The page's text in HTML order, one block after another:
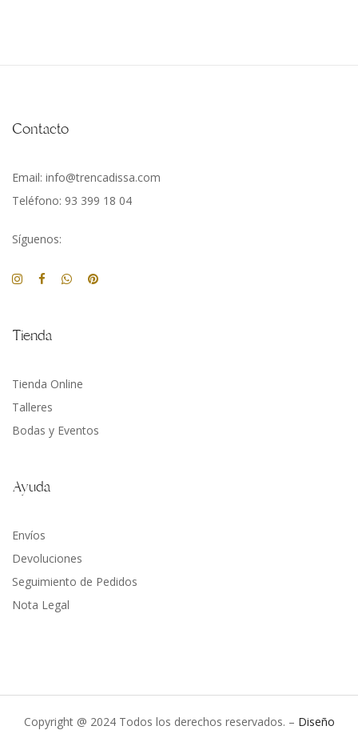
Contacto
Email: info@trencadissa.com
Teléfono: 93 399 18 04
Síguenos:
Tienda
Tienda Online
Talleres
Bodas y Eventos
Ayuda
Envíos
Devoluciones
Seguimiento de Pedidos
Nota Legal
Copyright @ 2024 Todos los derechos reservados. – Diseño